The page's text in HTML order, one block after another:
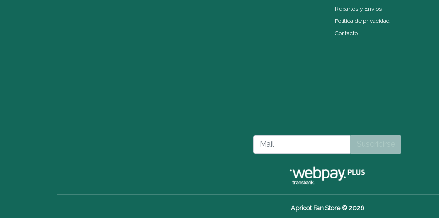
Repartos y Envíos
Política de privacidad
Contacto
Apricot Fan Store © 2026